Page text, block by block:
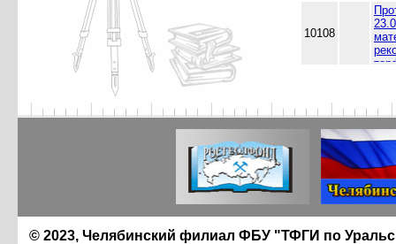
10108
© 2023, Челябинский филиал ФБУ "ТФГИ по